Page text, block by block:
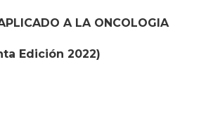
A LA ONCOLOGIA
Edición 2022)